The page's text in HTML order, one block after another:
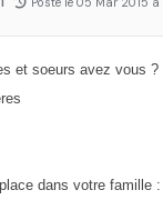
et soeurs avez vous ?
dans votre famille